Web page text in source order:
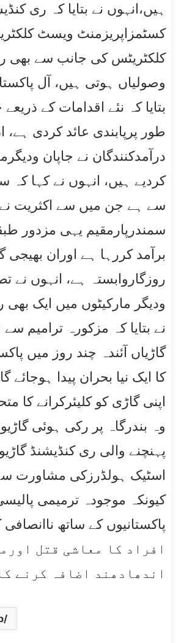
ہیں،انہوں نے بتایا کہ ری
کلکٹریٹس کی جانب سے بھی
وصولیاں ہوتی ہیں، آل
بتایا کہ نئے اقدامات کے
طور پرپابندی عائد کردی
درآمدکنندگان نے جاپان
کردیے ہیں، انہوں نے کہا کہ
سے ہے جن میں سے اکثریت نے
روزگاروابستہ ہے، انہوں نے
ودیگر مارکیٹوں میں ایک
گاڑیاں آئندہ چند روز میں
کا ایک نیا بحران پیدا ہوجائے
اپنی گاڑی کو کلیئرکرانے کا
پہنچنے والی ری کنڈیشنڈ
اسٹیک ہولڈرزکی مشاورت
کیونکہ موجودہ ترمیمی
افراد کا معاشی قتل
اندھادھند اضافہ کرنے